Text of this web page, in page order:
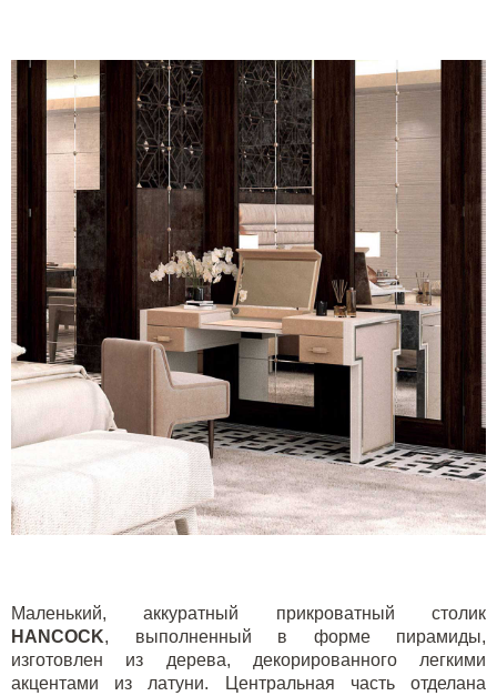
Маленький, аккуратный прикроватный столик
HANCOCK, выполненный в форме пирамиды,
изготовлен из дерева, декорированного легкими
акцентами из латуни. Центральная часть отделана